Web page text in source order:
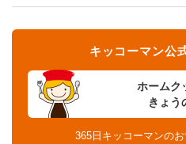
ホームク
きょう
キッコーマン公
365日キッコーマンの